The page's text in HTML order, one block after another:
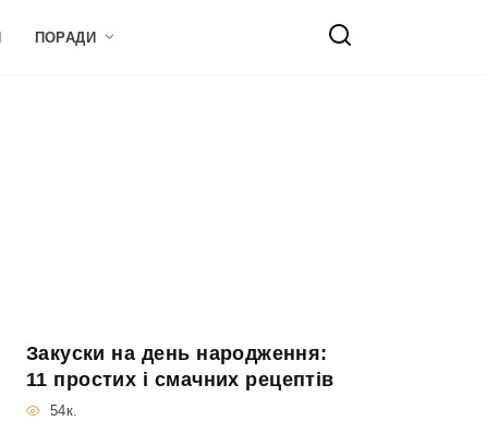
ПОРАДИ
Закуски на день народження:
11 простих і смачних рецептів
54к.